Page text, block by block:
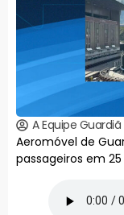
A Equipe
Aeromóvel de
passageiros em